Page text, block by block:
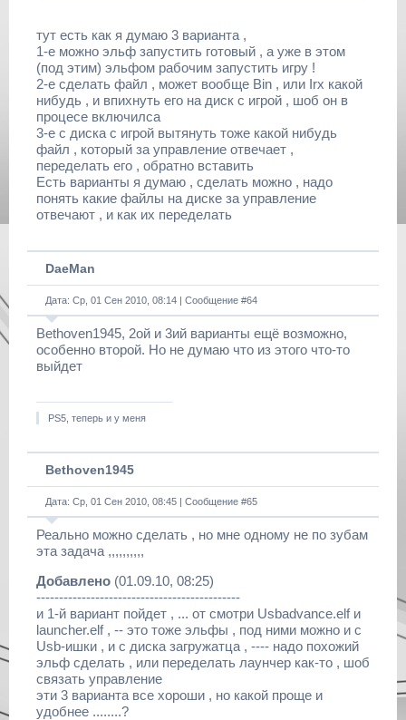
тут есть как я думаю 3 варианта ,
1-е можно эльф запустить готовый , а уже в этом
(под этим) эльфом рабочим запустить игру !
2-е сделать файл , может вообще Bin , или Irx какой
нибудь , и впихнуть его на диск с игрой , шоб он в
процесе включилса
3-е с диска с игрой вытянуть тоже какой нибудь
файл , который за управление отвечает ,
переделать его , обратно вставить
Есть варианты я думаю , сделать можно , надо
понять какие файлы на диске за управление
отвечают , и как их переделать
DaeMan
Дата: Ср, 01 Сен 2010, 08:14 | Сообщение #64
Bethoven1945, 2ой и 3ий варианты ещё возможно,
особенно второй. Но не думаю что из этого что-то
выйдет
PS5, теперь и у меня
Bethoven1945
Дата: Ср, 01 Сен 2010, 08:45 | Сообщение #65
Реально можно сделать , но мне одному не по зубам
эта задача ,,,,,,,,,,
Добавлено (01.09.10, 08:25)
---------------------------------------------
и 1-й вариант пойдет , ... от смотри Usbadvance.elf и
launcher.elf , -- это тоже эльфы , под ними можно и с
Usb-ишки , и c диска загружатца , ---- надо похожий
эльф сделать , или переделать лаунчер как-то , шоб
связать управление
эти 3 варианта все хороши , но какой проще и
удобнее ........?